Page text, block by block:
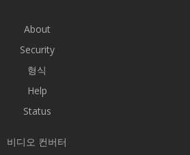
About
Security
형식
Help
Status
비디오 컨버터